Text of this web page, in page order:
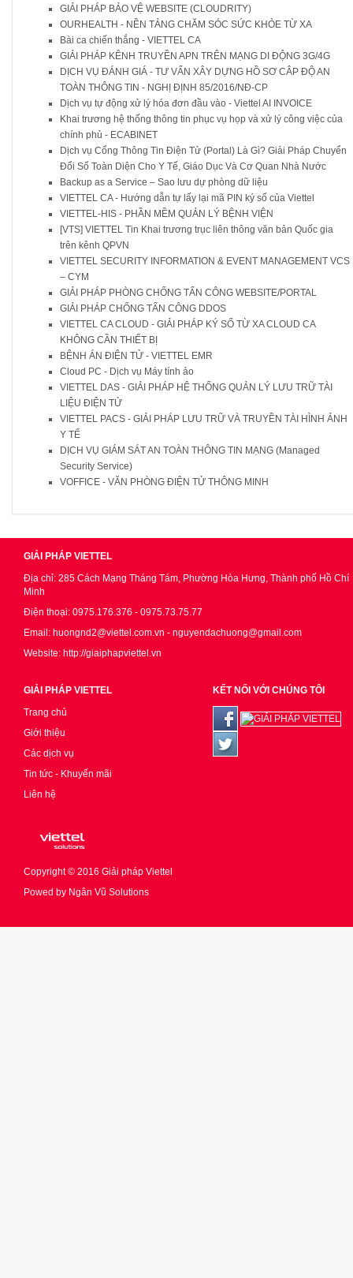
GIẢI PHÁP BẢO VỆ WEBSITE (CLOUDRITY)
OURHEALTH - NỀN TẢNG CHĂM SÓC SỨC KHỎE TỪ XA
Bài ca chiến thắng - VIETTEL CA
GIẢI PHÁP KÊNH TRUYỀN APN TRÊN MẠNG DI ĐỘNG 3G/4G
DỊCH VỤ ĐÁNH GIÁ - TƯ VẤN XÂY DỰNG HỒ SƠ CÂP ĐỘ AN
TOÀN THÔNG TIN - NGHỊ ĐỊNH 85/2016/NĐ-CP
Dịch vụ tự động xử lý hóa đơn đầu vào - Viettel AI INVOICE
Khai trương hệ thống thông tin phục vụ họp và xử lý công việc của
chính phủ - ECABINET
Dịch vụ Cổng Thông Tin Điện Tử (Portal) Là Gì? Giải Pháp Chuyển
Đổi Số Toàn Diện Cho Y Tế, Giáo Dục Và Cơ Quan Nhà Nước
Backup as a Service – Sao lưu dự phòng dữ liệu
VIETTEL CA - Hướng dẫn tự lấy lại mã PIN ký số của Viettel
VIETTEL-HIS - PHẦN MỀM QUẢN LÝ BỆNH VIỆN
[VTS] VIETTEL Tin Khai trương trục liên thông văn bản Quốc gia
trên kênh QPVN
VIETTEL SECURITY INFORMATION & EVENT MANAGEMENT VCS
– CYM
GIẢI PHÁP PHÒNG CHỐNG TẤN CÔNG WEBSITE/PORTAL
GIẢI PHÁP CHỐNG TẤN CÔNG DDOS
VIETTEL CA CLOUD - GIẢI PHÁP KÝ SỐ TỪ XA CLOUD CA
KHÔNG CẦN THIẾT BỊ
BỆNH ÁN ĐIỆN TỬ - VIETTEL EMR
Cloud PC - Dịch vụ Máy tính ảo
VIETTEL DAS - GIẢI PHÁP HỆ THỐNG QUẢN LÝ LƯU TRỮ TÀI
LIỆU ĐIỆN TỬ
VIETTEL PACS - GIẢI PHÁP LƯU TRỮ VÀ TRUYỀN TÀI HÌNH ẢNH
Y TẾ
DỊCH VỤ GIÁM SÁT AN TOÀN THÔNG TIN MẠNG (Managed
Security Service)
VOFFICE - VĂN PHÒNG ĐIỆN TỬ THÔNG MINH
GIẢI PHÁP VIETTEL
Địa chỉ: 285 Cách Mạng Tháng Tám, Phường Hòa Hưng, Thành phố Hồ Chí
Minh
Điện thoại: 0975.176.376 - 0975.73.75.77
Email: huongnd2@viettel.com.vn - nguyendachuong@gmail.com
Website: http://giaiphapviettel.vn
GIẢI PHÁP VIETTEL
Trang chủ
Giới thiệu
Các dịch vụ
Tin tức - Khuyến mãi
Liên hệ
KẾT NỐI VỚI CHÚNG TÔI
Copyright © 2016 Giải pháp Viettel
Powed by Ngân Vũ Solutions